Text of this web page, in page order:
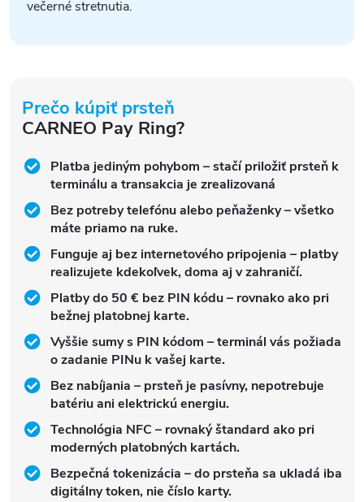
večerné stretnutia.
Prečo kúpiť prsteň
CARNEO Pay Ring?
Platba jediným pohybom – stačí priložiť prsteň k
terminálu a transakcia je zrealizovaná
Bez potreby telefónu alebo peňaženky – všetko
máte priamo na ruke.
Funguje aj bez internetového pripojenia – platby
realizujete kdekoľvek, doma aj v zahraničí.
Platby do 50 € bez PIN kódu – rovnako ako pri
bežnej platobnej karte.
Vyššie sumy s PIN kódom – terminál vás požiada
o zadanie PINu k vašej karte.
Bez nabíjania – prsteň je pasívny, nepotrebuje
batériu ani elektrickú energiu.
Technológia NFC – rovnaký štandard ako pri
moderných platobných kartách.
Bezpečná tokenizácia – do prsteňa sa ukladá iba
digitálny token, nie číslo karty.